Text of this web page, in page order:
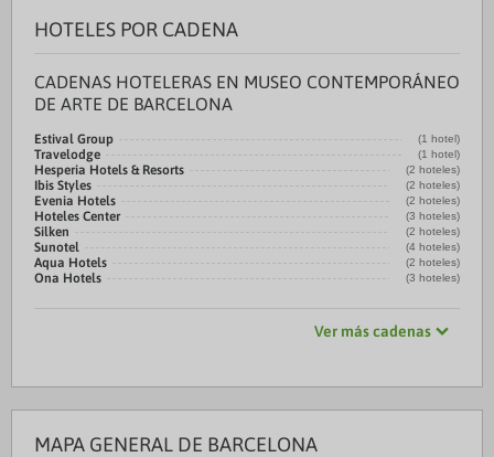
HOTELES POR CADENA
CADENAS HOTELERAS EN MUSEO CONTEMPORÁNEO
DE ARTE DE BARCELONA
Estival Group (1 hotel)
Travelodge (1 hotel)
Hesperia Hotels & Resorts (2 hoteles)
Ibis Styles (2 hoteles)
Evenia Hotels (2 hoteles)
Hoteles Center (3 hoteles)
Silken (2 hoteles)
Sunotel (4 hoteles)
Aqua Hotels (2 hoteles)
Ona Hotels (3 hoteles)
Ver más cadenas
MAPA GENERAL DE BARCELONA